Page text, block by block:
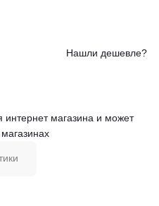
Нашли дешевле?
интернет магазина и может